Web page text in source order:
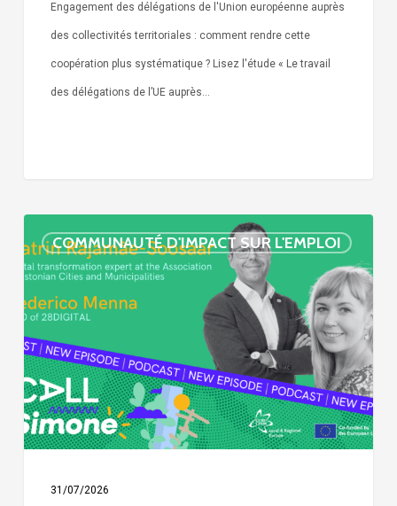
Engagement des délégations de l'Union européenne auprès
des collectivités territoriales : comment rendre cette
coopération plus systématique ? Lisez l'étude « Le travail
des délégations de l’UE auprès…
COMMUNAUTÉ D'IMPACT SUR L'EMPLOI
Simone »
épisode
:
villes
et
numérisation
31/07/2026